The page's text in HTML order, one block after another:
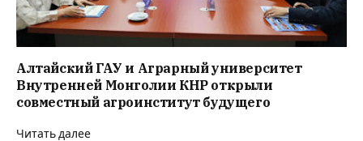
Алтайский ГАУ и Аграрный университет
Внутренней Монголии КНР открыли
совместный агроинститут будущего
Читать далее